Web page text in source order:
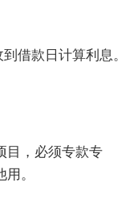
借款日计算利息。
目，必须专款专
。